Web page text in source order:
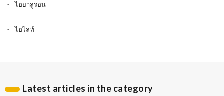
ไฮยาลูรอน
ไฮไลท์
Latest articles in the category